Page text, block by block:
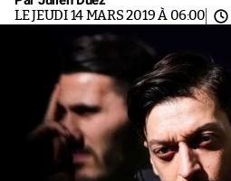
LE JEUDI 14 MARS 2019 À 06:00